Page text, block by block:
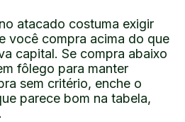
atacado costuma exigir
você compra acima do que
capital. Se compra abaixo
fôlego para manter
sem critério, enche o
parece bom na tabela,